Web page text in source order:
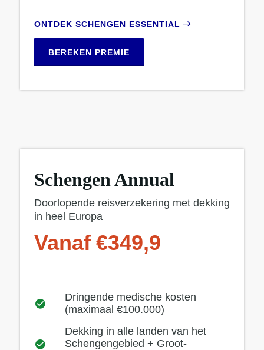
ONTDEK SCHENGEN ESSENTIAL
BEREKEN PREMIE
Schengen Annual
Doorlopende reisverzekering met dekking
in heel Europa
Vanaf €349,9
Dringende medische kosten
(maximaal €100.000)
Dekking in alle landen van het
Schengengebied + Groot-